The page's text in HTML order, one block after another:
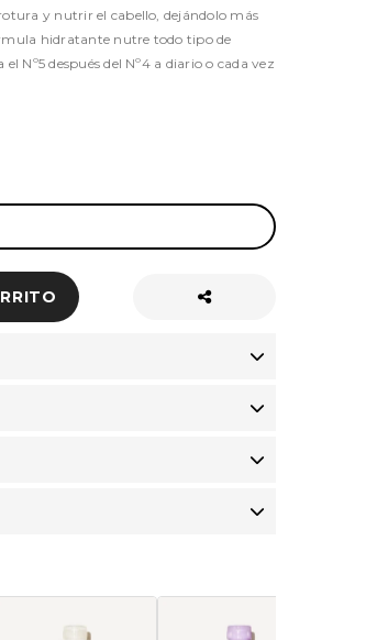
y nutrir el cabello, dejándolo más
hidratante nutre todo tipo de
Nº5 después del Nº4 a diario o cada vez